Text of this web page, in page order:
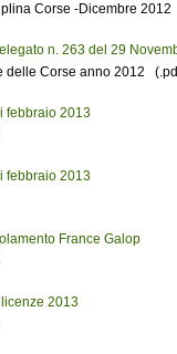
Corse -Dicembre
n. 263 del 29
delle Corse anno 2012
febbraio 2013
febbraio 2013
France Galop
2013